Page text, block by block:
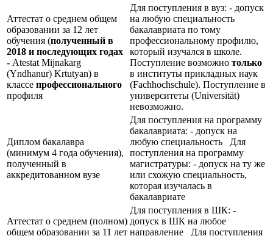
Аттестат о среднем общем
образовании за 12 лет
обучения (полученный в
2018 и последующих годах
- Atestat Mijnakarg
(Yndhanur) Krtutyan) в
классе профессионального
профиля
Для поступления в вуз: - допуск
на любую специальность
бакалавриата по тому
профессиональному профилю,
который изучался в школе.
Поступление возможно только
в институты прикладных наук
(Fachhochschule). Поступление в
университеты (Universität)
невозможно.
Диплом бакалавра
(минимум 4 года обучения),
полученный в
аккредитованном вузе
Для поступления на программу
бакалавриата: - допуск на
любую специальность Для
поступления на программу
магистратуры: - допуск на ту же
или схожую специальность,
которая изучалась в
бакалавриате
Аттестат о среднем (полном)
общем образовании за 11 лет
Для поступления в ШК: -
допуск в ШК на любое
направление Для поступления